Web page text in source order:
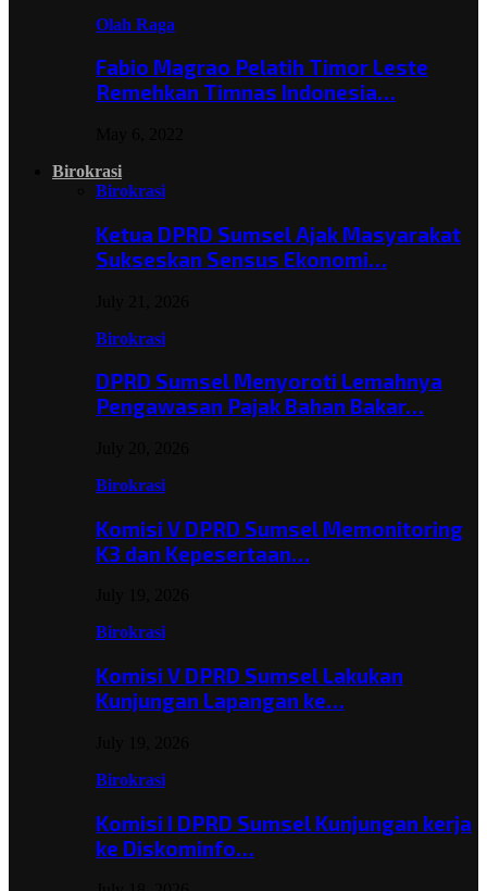
Olah Raga
Fabio Magrao Pelatih Timor Leste
Remehkan Timnas Indonesia…
Birokrasi
Birokrasi
Ketua DPRD Sumsel Ajak Masyarakat
Sukseskan Sensus Ekonomi…
Birokrasi
DPRD Sumsel Menyoroti Lemahnya
Pengawasan Pajak Bahan Bakar…
Birokrasi
Komisi V DPRD Sumsel Memonitoring
K3 dan Kepesertaan…
Birokrasi
Komisi V DPRD Sumsel Lakukan
Kunjungan Lapangan ke…
Birokrasi
Komisi I DPRD Sumsel Kunjungan kerja
ke Diskominfo…